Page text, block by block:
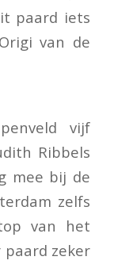
paard iets
van de
vijf
Ribbels
mee bij de
zelfs
van het
paard zeker